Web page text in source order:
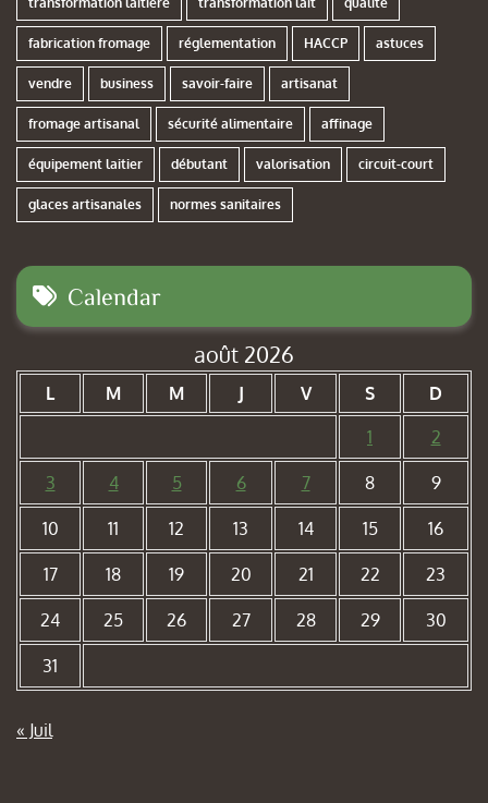
fabrication fromage réglementation HACCP astuces
vendre business savoir-faire artisanat
fromage artisanal sécurité alimentaire affinage
équipement laitier débutant valorisation circuit-court
glaces artisanales normes sanitaires
Calendar
août 2026
L M M J V S
D
1
2
3 4 5 6 7 8 9
10 11 12 13 14 15 16
17 18 19 20 21 22 23
24 25 26 27 28 29 30
31
« Juil